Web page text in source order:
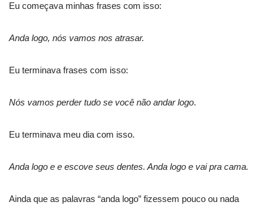
Eu começava minhas frases com isso:
Anda logo, nós vamos nos atrasar.
Eu terminava frases com isso:
Nós vamos perder tudo se você não andar logo.
Eu terminava meu dia com isso.
Anda logo e e escove seus dentes. Anda logo e vai pra cama.
Ainda que as palavras “anda logo” fizessem pouco ou nada